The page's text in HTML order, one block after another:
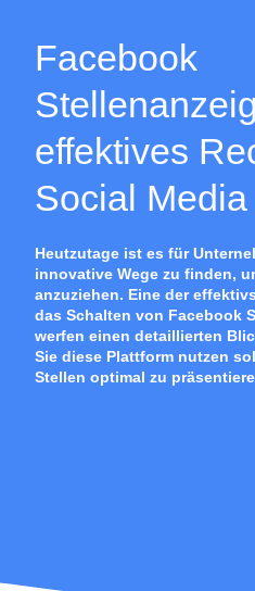
Facebook
effektives
Social Media
Heutzutage ist es für
innovative Wege zu finden,
anzuziehen. Eine der
das Schalten von Facebook
werfen einen detaillierten
Sie diese Plattform nutzen
Stellen optimal zu